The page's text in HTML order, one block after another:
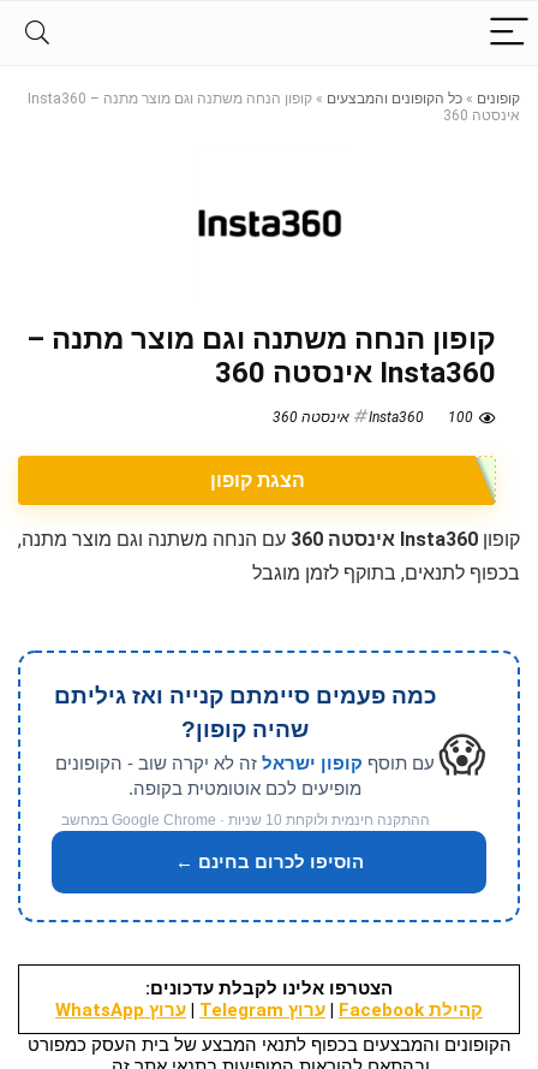
קופונים » כל הקופונים והמבצעים »
קופון הנחה משתנה וגם מוצר מתנה – Insta360
אינסטה 360
קופון הנחה משתנה וגם מוצר מתנה –
Insta360 אינסטה 360
100 Insta360 אינסטה 360
הצגת קופון
קופון Insta360 אינסטה 360
עם הנחה משתנה וגם מוצר מתנה,
בכפוף לתנאים, בתוקף לזמן מוגבל
😱
כמה פעמים סיימתם קנייה ואז גיליתם
שהיה קופון?
עם תוסף קופון ישראל זה לא יקרה שוב - הקופונים
מופיעים לכם אוטומטית בקופה.
ההתקנה חינמית ולוקחת 10 שניות · Google Chrome במחשב
הוסיפו לכרום בחינם ←
הצטרפו אלינו לקבלת עדכונים:
קהילת Facebook
| ערוץ Telegram | ערוץ WhatsApp
הקופונים והמבצעים בכפוף לתנאי המבצע של בית העסק כמפורט